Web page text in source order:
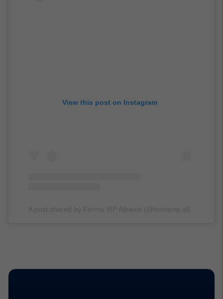
View this post on Instagram